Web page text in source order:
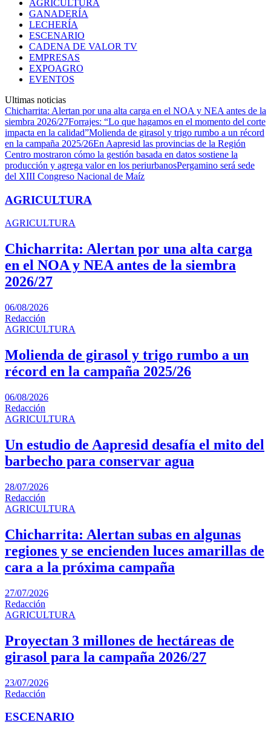
AGRICULTURA
GANADERÍA
LECHERÍA
ESCENARIO
CADENA DE VALOR TV
EMPRESAS
EXPOAGRO
EVENTOS
Ultimas noticias
Chicharrita: Alertan por una alta carga en el NOA y NEA antes de la
siembra 2026/27Forrajes: “Lo que hagamos en el momento del corte
impacta en la calidad”Molienda de girasol y trigo rumbo a un récord
en la campaña 2025/26En Aapresid las provincias de la Región
Centro mostraron cómo la gestión basada en datos sostiene la
producción y agrega valor en los periurbanosPergamino será sede
del XIII Congreso Nacional de Maíz
AGRICULTURA
AGRICULTURA
Chicharrita: Alertan por una alta carga
en el NOA y NEA antes de la siembra
2026/27
06/08/2026
Redacción
AGRICULTURA
Molienda de girasol y trigo rumbo a un
récord en la campaña 2025/26
06/08/2026
Redacción
AGRICULTURA
Un estudio de Aapresid desafía el mito del
barbecho para conservar agua
28/07/2026
Redacción
AGRICULTURA
Chicharrita: Alertan subas en algunas
regiones y se encienden luces amarillas de
cara a la próxima campaña
27/07/2026
Redacción
AGRICULTURA
Proyectan 3 millones de hectáreas de
girasol para la campaña 2026/27
23/07/2026
Redacción
ESCENARIO